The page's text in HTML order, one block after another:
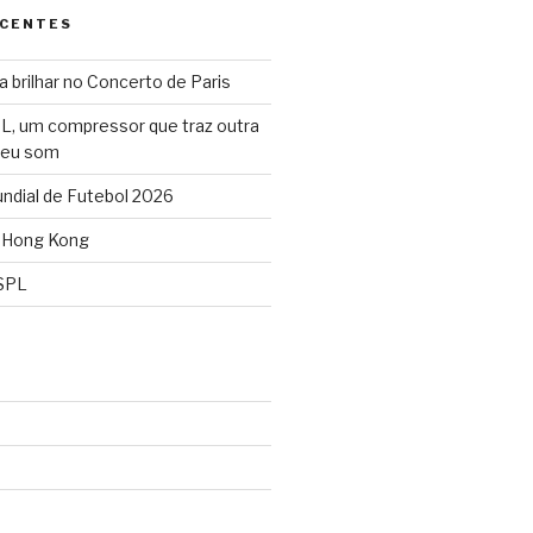
brilhar no Concerto de Paris
um compressor que traz outra
som
de Futebol 2026
Kong